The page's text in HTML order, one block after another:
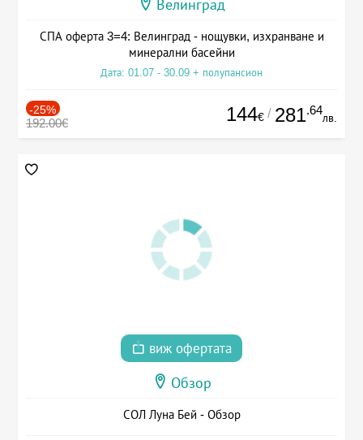
Велинград
СПА оферта 3=4: Велинград - нощувки, изхранване и
минерални басейни
Дата: 01.07 - 30.09 + полупансион
-25%
192.00€ 144€ / 281.64
лв.
виж офертата
Обзор
СОЛ Луна Бей - Обзор